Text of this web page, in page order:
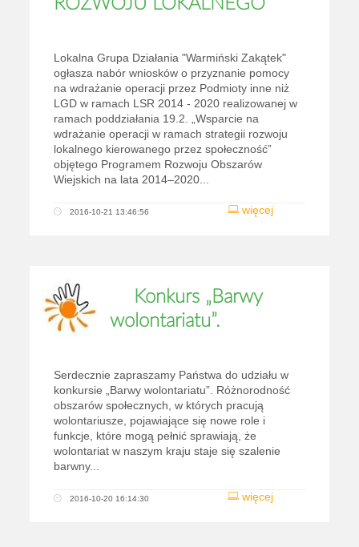
ROZWOJU LOKALNEGO
Lokalna Grupa Działania "Warmiński Zakątek"
ogłasza nabór wniosków o przyznanie pomocy
na wdrażanie operacji przez Podmioty inne niż
LGD w ramach LSR 2014 - 2020 realizowanej w
ramach poddziałania 19.2. „Wsparcie na
wdrażanie operacji w ramach strategii rozwoju
lokalnego kierowanego przez społeczność”
objętego Programem Rozwoju Obszarów
Wiejskich na lata 2014–2020...
więcej
2016-10-21 13:46:56
Konkurs „Barwy
wolontariatu”.
Serdecznie zapraszamy Państwa do udziału w
konkursie „Barwy wolontariatu”. Różnorodność
obszarów społecznych, w których pracują
wolontariusze, pojawiające się nowe role i
funkcje, które mogą pełnić sprawiają, że
wolontariat w naszym kraju staje się szalenie
barwny...
więcej
2016-10-20 16:14:30